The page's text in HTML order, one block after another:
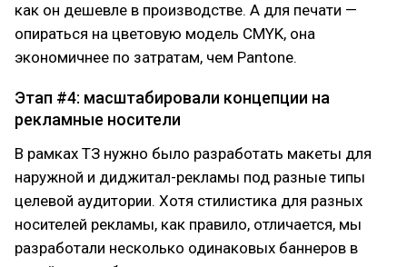
как он дешевле в производстве. А для печати —
опираться на цветовую модель CMYK, она
экономичнее по затратам, чем Pantone.
Этап #4: масштабировали концепции на
рекламные носители
В рамках ТЗ нужно было разработать макеты для
наружной и диджитал-рекламы под разные типы
целевой аудитории. Хотя стилистика для разных
носителей рекламы, как правило, отличается, мы
разработали несколько одинаковых баннеров в